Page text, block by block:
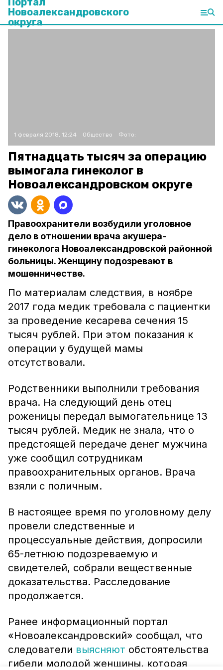
Новоалександровского
округа
1 февраля 2018, 12:24 Общество Фото:
Пятнадцать тысяч за операцию
вымогала гинеколог в
Новоалександровском округе
Правоохранители возбудили уголовное
дело в отношении врача акушера-
гинеколога Новоалександровской районной
больницы. Женщину подозревают в
мошенничестве.
По материалам следствия, в ноябре
2017 года медик требовала с пациентки
за проведение кесарева сечения 15
тысяч рублей. При этом показания к
операции у будущей мамы
отсутствовали.
Родственники выполнили требования
врача. На следующий день отец
роженицы передал вымогательнице 13
тысяч рублей. Медик не знала, что о
предстоящей передаче денег мужчина
уже сообщил сотрудникам
правоохранительных органов. Врача
взяли с поличным.
В настоящее время по уголовному делу
провели следственные и
процессуальные действия, допросили
65-летнюю подозреваемую и
свидетелей, собрали вещественные
доказательства. Расследование
продолжается.
Ранее информационный портал
«Новоалександровский» сообщал, что
следователи выясняют обстоятельства
гибели молодой женщины, которая